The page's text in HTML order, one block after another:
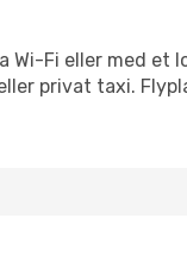
Fi eller med et
privat taxi.